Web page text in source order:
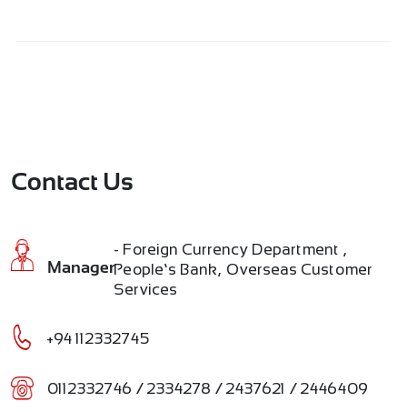
Contact Us
Manager
- Foreign Currency Department ,
People’s Bank, Overseas Customer
Services
+94 112332745
0112332746 / 2334278 / 2437621 / 2446409